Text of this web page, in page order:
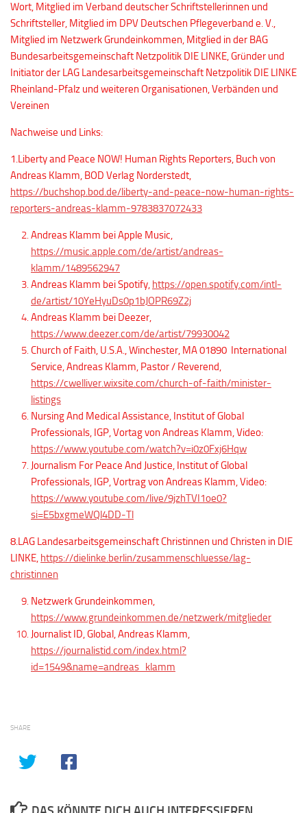
Wort, Mitglied im Verband deutscher Schriftstellerinnen und
Schriftsteller, Mitglied im DPV Deutschen Pflegeverband e. V.,
Mitglied im Netzwerk Grundeinkommen, Mitglied in der BAG
Bundesarbeitsgemeinschaft Netzpolitik DIE LINKE, Gründer und
Initiator der LAG Landesarbeitsgemeinschaft Netzpolitik DIE LINKE
Rheinland-Pfalz und weiteren Organisationen, Verbänden und
Vereinen
Nachweise und Links:
1.Liberty and Peace NOW! Human Rights Reporters, Buch von
Andreas Klamm, BOD Verlag Norderstedt,
https://buchshop.bod.de/liberty-and-peace-now-human-rights-
reporters-andreas-klamm-9783837072433
Andreas Klamm bei Apple Music,
https://music.apple.com/de/artist/andreas-
klamm/1489562947
Andreas Klamm bei Spotify, https://open.spotify.com/intl-
de/artist/10YeHyuDs0p1bJOPR69Z2j
Andreas Klamm bei Deezer,
https://www.deezer.com/de/artist/79930042
Church of Faith, U.S.A., Winchester, MA 01890 International
Service, Andreas Klamm, Pastor / Reverend,
https://cwelliver.wixsite.com/church-of-faith/minister-
listings
Nursing And Medical Assistance, Institut of Global
Professionals, IGP, Vortag von Andreas Klamm, Video:
https://www.youtube.com/watch?v=i0z0Fxj6Hqw
Journalism For Peace And Justice, Institut of Global
Professionals, IGP, Vortrag von Andreas Klamm, Video:
https://www.youtube.com/live/9jzhTVI1oe0?
si=E5bxgmeWQl4DD-Tl
8.LAG Landesarbeitsgemeinschaft Christinnen und Christen in DIE
LINKE, https://dielinke.berlin/zusammenschluesse/lag-
christinnen
Netzwerk Grundeinkommen,
https://www.grundeinkommen.de/netzwerk/mitglieder
Journalist ID, Global, Andreas Klamm,
https://journalistid.com/index.html?
id=1549&name=andreas_klamm
SHARE